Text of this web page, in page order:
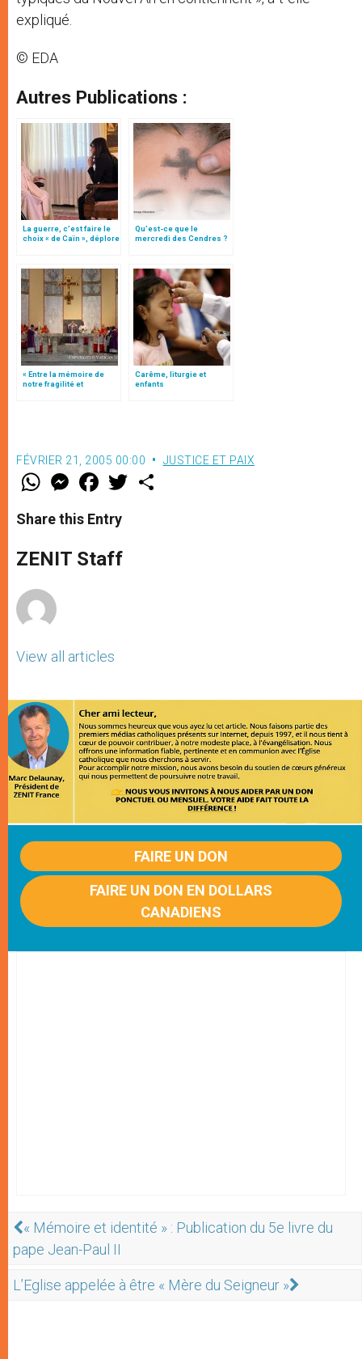
expliqué.
© EDA
Autres Publications :
La guerre, c’est faire le
choix « de Caïn », déplore
Qu’est-ce que le
mercredi des Cendres ?
« Entre la mémoire de
notre fragilité et
Carême, liturgie et
enfants
FÉVRIER 21, 2005 00:00 JUSTICE ET PAIX
W
t
s
p
p
M
e
s
e
g
e
F
a
e
b
o
k
w
Share this Entry
ZENIT Staff
View all articles
FAIRE UN DON
FAIRE UN DON EN DOLLARS
CANADIENS
« Mémoire et identité » : Publication du 5e livre du
pape Jean-Paul II
L’Eglise appelée à être « Mère du Seigneur »